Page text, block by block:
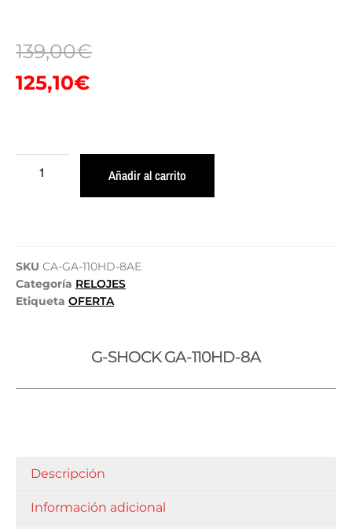
139,00€
125,10€
Añadir al carrito
SKU CA-GA-110HD-8AE
Categoría RELOJES
Etiqueta OFERTA
G-SHOCK GA-110HD-8A
Descripción
Información adicional